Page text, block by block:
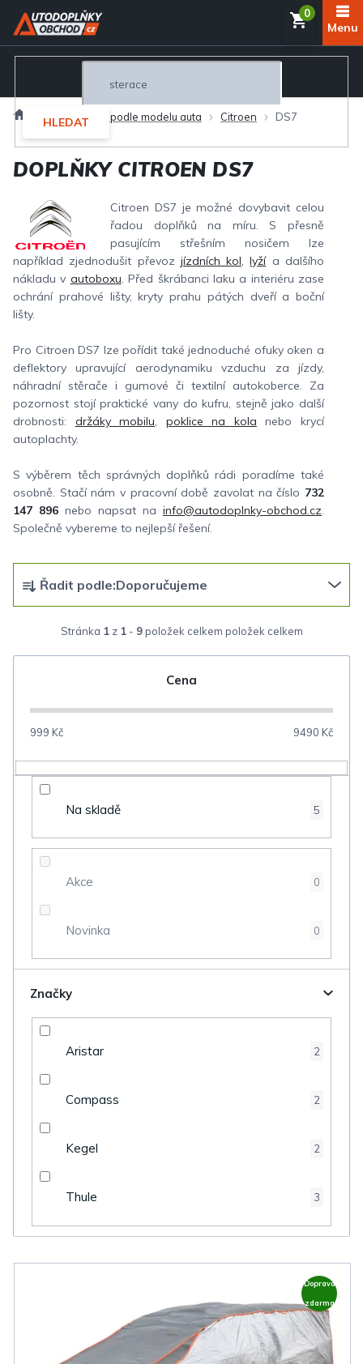
Přejít
obsah
HLEDAT
Autodoplňky podle modelu auta Citroen DS7
DOPLŇKY CITROEN DS7
Citroen DS7 je možné dovybavit celou
řadou doplňků na míru. S přesně
pasujícím střešním nosičem lze
například zjednodušit převoz jízdních kol,lyžía dalšího
nákladu v autoboxu. Před škrábanci laku a interiéru zase
ochrání prahové lišty, kryty prahu pátých dveří a boční
lišty.
Pro Citroen DS7 lze pořídit také jednoduché ofuky oken a
deflektory upravující aerodynamiku vzduchu za jízdy,
náhradní stěrače i gumové či textilní autokoberce. Za
pozornost stojí praktické vany do kufru, stejně jako další
drobnosti: držáky mobilu, poklice na kola nebo krycí
autoplachty.
S výběrem těch správných doplňků rádi poradíme také
osobně. Stačí nám v pracovní době zavolat na číslo 732
147 896 nebo napsat na info@autodoplnky-obchod.cz.
Společně vybereme to nejlepší řešení.
Stránka 1z 1- 9položek celkem
a
e
o
Řadit podle:Doporučujeme
Cena
999 Kč 9490 Kč
Na skladě 5
Akce 0
Novinka 0
Značky
Aristar 2
Compass 2
Kegel 2
Thule 3
Doprava
zdarma